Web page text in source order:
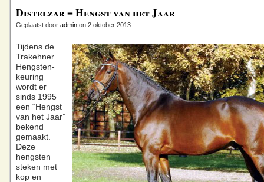
Distelzar = Hengst van het Jaar
Geplaatst door admin on 2 oktober 2013
Tijdens de
Trakehner
Hengsten-
keuring
wordt er
sinds 1995
een “Hengst
van het Jaar”
bekend
gemaakt.
Deze
hengsten
steken met
kop en